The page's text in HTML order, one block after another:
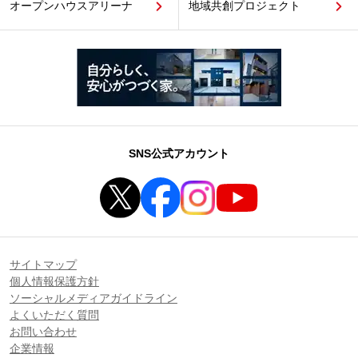
オープンハウスアリーナ 地域共創プロジェクト
SNS公式アカウント
サイトマップ
個人情報保護方針
ソーシャルメディアガイドライン
よくいただく質問
お問い合わせ
企業情報